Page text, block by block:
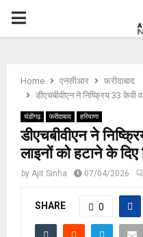
P
M
A
Home एनसीआर
फरीदाबाद
डीएचबीवीएन ने निष्क्रिय 33 केवी
चंडीगढ़ फरीदाबाद हरियाणा
डीएचबीवीएन ने
लाइनों को हटाने के दिए
by Ajit Sinha 07/04/2026
SHARE 0